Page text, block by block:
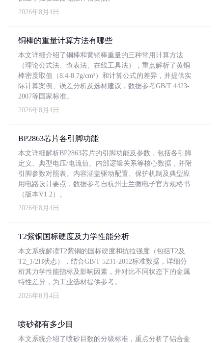
2026年8月4日
铜棒的重量计算方法有哪些
本文详细介绍了铜棒和黄铜棒重量的三种常用计算方法
（理论公式法、查表法、在线工具法），重点解析了黄铜
棒密度取值（8.4-8.7g/cm³）和计算公式的差异，并提供实
际计算案例、误差分析及选材建议，数据参考GB/T 4423-
2007等国家标准。
2026年8月4日
BP2863芯片各引脚功能
本文详细解析BP2863芯片的引脚功能及参数，包括各引脚
定义、典型电压/电流值、内部逻辑关系等核心数据，并附
引脚参数对照表。内容涵盖驱动配置、保护机制及典型应
用电路设计要点，数据参考自杭州士兰微电子官方规格书
（版本V1.2）。
2026年8月4日
T2紫铜国标硬度及力学性能分析
本文系统解读T2紫铜的国标硬度和抗拉强度（包括T2及
T2_1/2H状态），结合GB/T 5231-2012标准数据，详细分
析其力学性能指标及影响因素，并对比不同状态下的金属
特性差异，为工业选材提供参考。
2026年8月4日
喷砂都有多少目
本文系统介绍了喷砂目数的分级标准，重点分析了铝合金